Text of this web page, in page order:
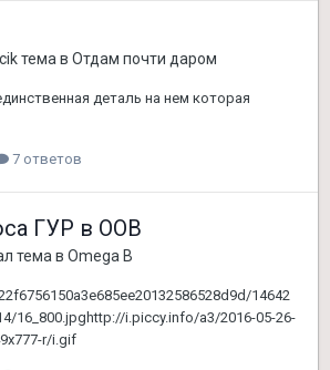
тема в Отдам почти даром
деталь на нем которая
7 ответов
ГУР в ООВ
тема в Omega B
14642
16_800.jpghttp://i.piccy.info/a3/2016-05-26-
r/i.gif